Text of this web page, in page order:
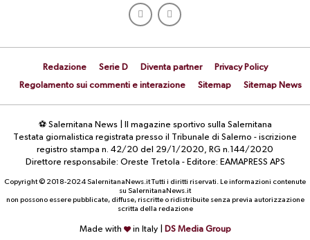
Redazione Serie D Diventa partner
Privacy Policy
Regolamento sui commenti e interazione
Sitemap Sitemap News
⚽ Salernitana News | Il magazine sportivo sulla Salernitana
Testata giornalistica registrata presso il Tribunale di Salerno - iscrizione
registro stampa n. 42/20 del 29/1/2020, RG n.144/2020
Direttore responsabile: Oreste Tretola - Editore: EAMAPRESS APS
Copyright © 2018-2024 SalernitanaNews.it Tutti i diritti riservati. Le informazioni contenute
su SalernitanaNews.it
non possono essere pubblicate, diffuse, riscritte o ridistribuite senza previa autorizzazione
scritta della redazione
Made with in Italy | DS Media Group